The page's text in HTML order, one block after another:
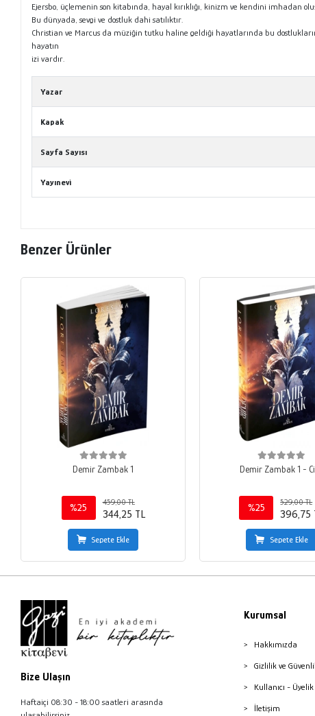
Ejersbo, üçlemenin son kitabında, hayal kırıklığı, kinizm ve kendini imhadan
Bu dünyada, sevgi ve dostluk dahi satılıktır.
Christian ve Marcus da müziğin tutku haline geldiği hayatlarında bu
hayatın
izi vardır.
Yazar
Kapak
Sayfa Sayısı
Yayınevi
Benzer Ürünler
Demir Zambak 1
%25
459,00 TL
344,25 TL
Sepete Ekle
Demir Zambak 1 -
%25
529,00 TL
396,75
Sepete Ekle
Bize Ulaşın
Haftaiçi 08:30 - 18:00 saatleri arasında
Kurumsal
Hakkımızda
Gizlilik ve
Kullanıcı - Üyelik
İletişim